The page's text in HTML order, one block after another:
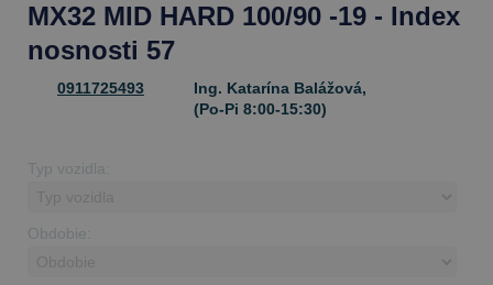
MX32 MID HARD 100/90 -19 - Index
nosnosti 57
0911725493
Ing. Katarína Balážová,
(Po-Pi 8:00-15:30)
Typ vozidla:
Obdobie: